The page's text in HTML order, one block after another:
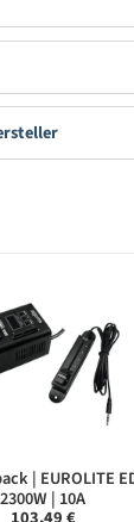
| EUROLITE
2300W | 10A